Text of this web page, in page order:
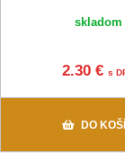
skladom
2.30 €s
DO